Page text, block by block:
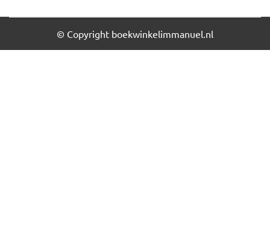
© Copyright boekwinkelimmanuel.nl